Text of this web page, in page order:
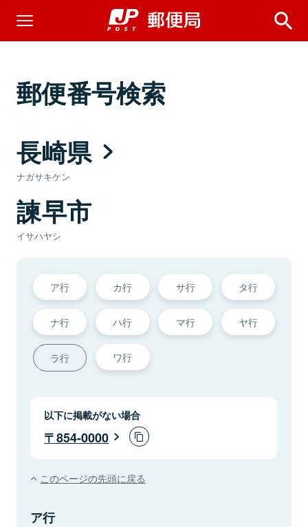
郵便番号検索
長崎県
ナガサキケン
諫早市
イサハヤシ
ア行 カ行 サ行 タ行
ナ行 ハ行 マ行 ヤ行
ラ行 ワ行
以下に掲載がない場合
854-0000
このページの先頭に戻る
ア行